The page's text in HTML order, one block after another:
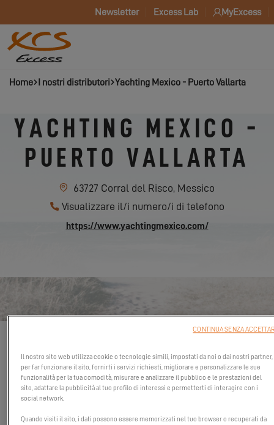
Newsletter Excess Lab MyExcess
Home I nostri distributori Yachting Mexico - Puerto Vallarta
YACHTING MEXICO -
PUERTO VALLARTA
63727 Corral del Risco, Messico
Visualizzare il/i numero/i di telefono
https://www.yachtingmexico.com/
CONTACT YACHTING MEXICO -
PUERTO VALLARTA
I campi contrassegnati da un asterisco (*) sono obbligatori
IL VOSTRO PROGETTO DI
NAVIGAZIONE
Zona di navigazione
Il nostro sito web utilizza cookie o tecnologie simili, impostati da noi o dai nostri partner,
per far funzionare il sito, fornirti i servizi richiesti, migliorare e personalizzare le sue
funzionalità per la tua comodità, misurare e analizzare il pubblico e le prestazioni del
sito, adattare la pubblicità al tuo profilo di interessi e permetterti di interagire con i
social network.
Quando visiti il sito, i dati possono essere memorizzati nel tuo browser o recuperati da
CONTINUA SENZA